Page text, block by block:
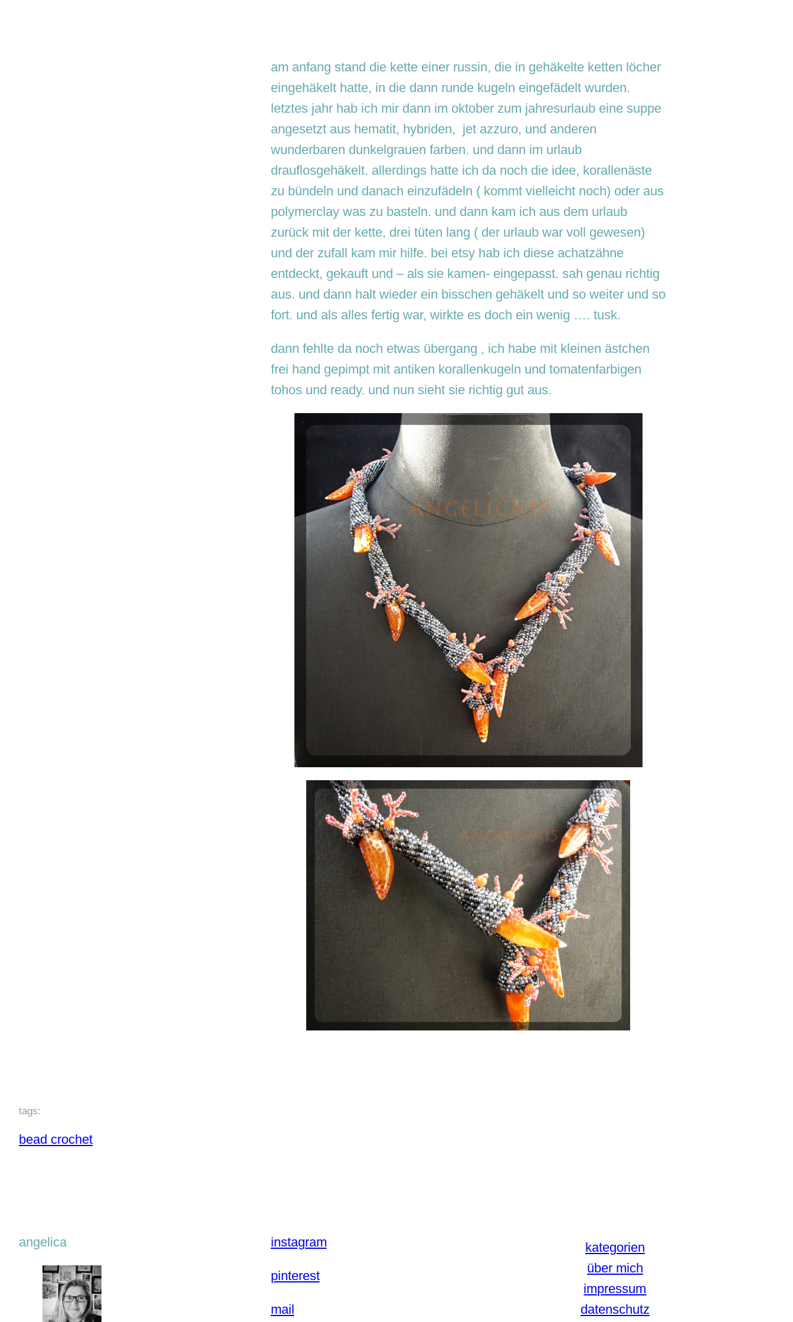
am anfang stand die kette einer russin, die in gehäkelte ketten löcher
eingehäkelt hatte, in die dann runde kugeln eingefädelt wurden.
letztes jahr hab ich mir dann im oktober zum jahresurlaub eine suppe
angesetzt aus hematit, hybriden, jet azzuro, und anderen
wunderbaren dunkelgrauen farben. und dann im urlaub
drauflosgehäkelt. allerdings hatte ich da noch die idee, korallenäste
zu bündeln und danach einzufädeln ( kommt vielleicht noch) oder aus
polymerclay was zu basteln. und dann kam ich aus dem urlaub
zurück mit der kette, drei tüten lang ( der urlaub war voll gewesen)
und der zufall kam mir hilfe. bei etsy hab ich diese achatzähne
entdeckt, gekauft und – als sie kamen- eingepasst. sah genau richtig
aus. und dann halt wieder ein bisschen gehäkelt und so weiter und so
fort. und als alles fertig war, wirkte es doch ein wenig …. tusk.
dann fehlte da noch etwas übergang , ich habe mit kleinen ästchen
frei hand gepimpt mit antiken korallenkugeln und tomatenfarbigen
tohos und ready. und nun sieht sie richtig gut aus.
tags:
bead crochet
angelica instagram
pinterest
mail
kategorien
über mich
impressum
datenschutz